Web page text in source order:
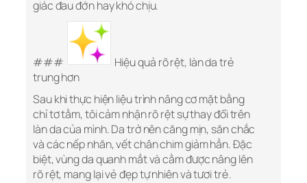
giác đau đớn hay khó chịu.
###
Hiệu quả rõ rệt, làn da trẻ
trung hơn
Sau khi thực hiện liệu trình nâng cơ mặt bằng
chỉ tơ tằm, tôi cảm nhận rõ rệt sự thay đổi trên
làn da của mình. Da trở nên căng mịn, săn chắc
và các nếp nhăn, vết chân chim giảm hẳn. Đặc
biệt, vùng da quanh mắt và cằm được nâng lên
rõ rệt, mang lại vẻ đẹp tự nhiên và tươi trẻ.